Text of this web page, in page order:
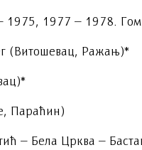
1975, 1977 – 1978.
(Витошевац, Ражањ)*
Параћин)
– Бела Црква –